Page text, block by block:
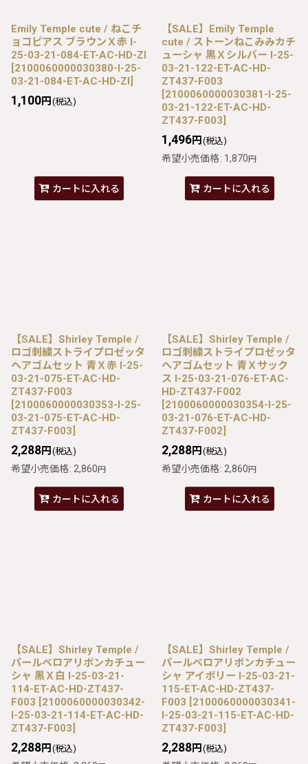
Emily Temple cute / ねこチ
ョコピアス ブラウンＸ赤 I-
25-03-21-084-ET-AC-HD-ZI
[2100060000030380-I-25-
03-21-084-ET-AC-HD-ZI]
1,100円 (税込)
カートに入れる
【SALE】Emily Temple
cute / ストーンねこみみカチ
ューシャ 黒Ｘシルバー I-25-
03-21-122-ET-AC-HD-
ZT437-F003
[2100060000030381-I-25-
03-21-122-ET-AC-HD-
ZT437-F003]
1,496円 (税込)
希望小売価格: 1,870円
カートに入れる
【SALE】Shirley Temple /
ロゴ刺繍ストライプロゼッタ
ヘアゴムセット 青Ｘ赤 I-25-
03-21-075-ET-AC-HD-
ZT437-F003
[2100060000030353-I-25-
03-21-075-ET-AC-HD-
ZT437-F003]
2,288円 (税込)
希望小売価格: 2,860円
カートに入れる
【SALE】Shirley Temple /
ロゴ刺繍ストライプロゼッタ
ヘアゴムセット 青Ｘサック
ス I-25-03-21-076-ET-AC-
HD-ZT437-F002
[2100060000030354-I-25-
03-21-076-ET-AC-HD-
ZT437-F002]
2,288円 (税込)
希望小売価格: 2,860円
カートに入れる
【SALE】Shirley Temple /
パールベロアリボンカチュー
シャ 黒Ｘ白 I-25-03-21-
114-ET-AC-HD-ZT437-
F003 [2100060000030342-
I-25-03-21-114-ET-AC-HD-
ZT437-F003]
2,288円 (税込)
【SALE】Shirley Temple /
パールベロアリボンカチュー
シャ アイボリー I-25-03-21-
115-ET-AC-HD-ZT437-
F003 [2100060000030341-
I-25-03-21-115-ET-AC-HD-
ZT437-F003]
2,288円 (税込)